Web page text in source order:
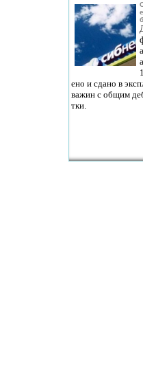
ено и сдано в
важин с общим
тки.